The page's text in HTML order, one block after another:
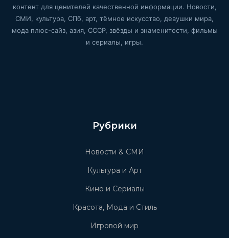
контент для ценителей качественной информации. Новости,
СМИ, культура, СПб, арт, тёмное искусство, девушки мира,
мода плюс-сайз, азия, СССР, звёзды и знаменитости, фильмы
и сериалы, игры.
Рубрики
Новости & СМИ
Культура и Арт
Кино и Сериалы
Красота, Мода и Стиль
Игровой мир